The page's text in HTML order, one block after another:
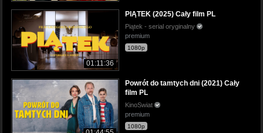
01:11:36
PIĄTEK (2025) Cały film PL
Piątek - serial oryginalny
premium
1080p
Powrót do tamtych dni (2021) Cały
film PL
KinoSwiat
premium
1080p